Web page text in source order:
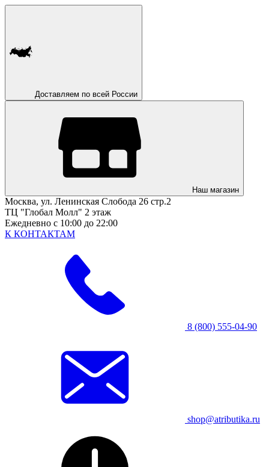
Доставляем по всей России
Наш магазин
Москва, ул. Ленинская Слобода 26 стр.2
ТЦ "Глобал Молл" 2 этаж
Ежедневно с 10:00 до 22:00
К КОНТАКТАМ
8 (800) 555-04-90
shop@atributika.ru